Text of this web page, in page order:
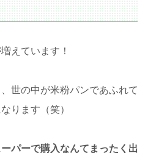
えています！
世の中が米粉パンであふれて
ります（笑）
パーで購入なんてまったく出